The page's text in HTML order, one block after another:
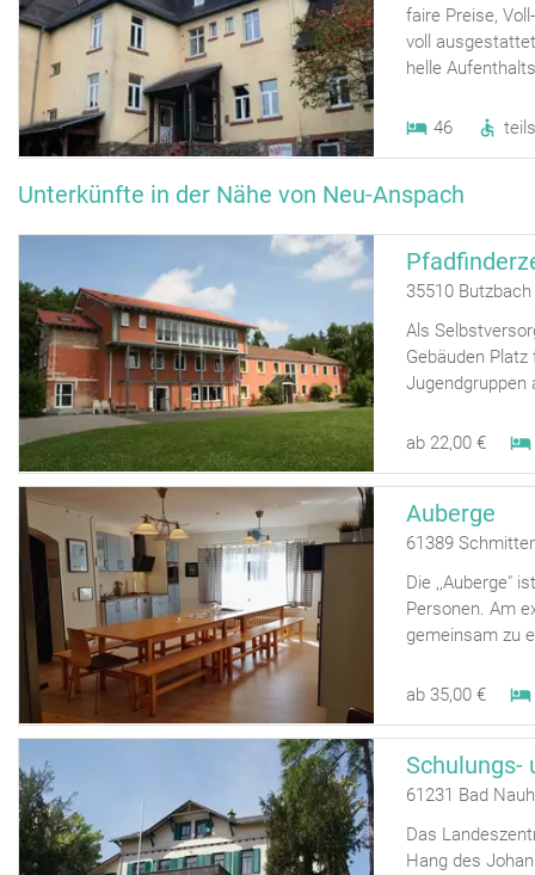
faire Preise,
voll
helle
46
Unterkünfte in der Nähe von Neu-Anspach
35510
Als
Gebäuden
Jugendgruppen
ab 22,00 €
Auberge
61389
Die ,,Auberge"
Personen. Am
gemeinsam zu
ab 35,00 €
61231 Bad
Das
Hang des